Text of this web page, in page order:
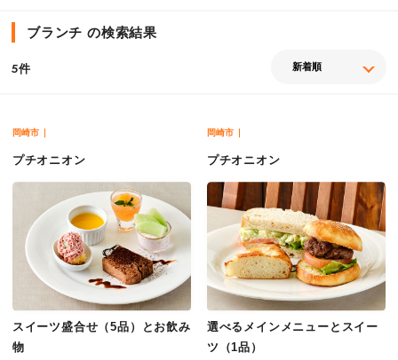
ブランチ の検索結果
5件
岡崎市
プチオニオン
スイーツ盛合せ（5品）とお飲み
物
岡崎市
プチオニオン
選べるメインメニューとスイー
ツ（1品）